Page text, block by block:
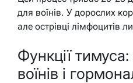
для воїнів. У дорослих
але острівці лімфоцитів
Функції
воїнів і